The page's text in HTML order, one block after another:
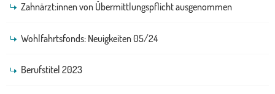
Zahnärzt:innen von Übermittlungspflicht ausgenommen
Wohlfahrtsfonds: Neuigkeiten 05/24
Berufstitel 2023